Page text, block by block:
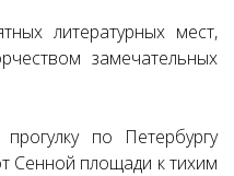
литературных мест,
замечательных
по Петербургу
Сенной площади к тихим